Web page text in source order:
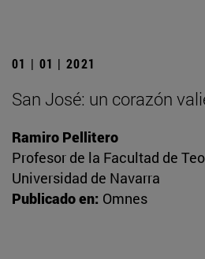
01 | 01 | 2021
San José: un corazón
Ramiro Pellitero
Profesor de la Facultad de
Universidad de Navarra
Publicado en: Omnes